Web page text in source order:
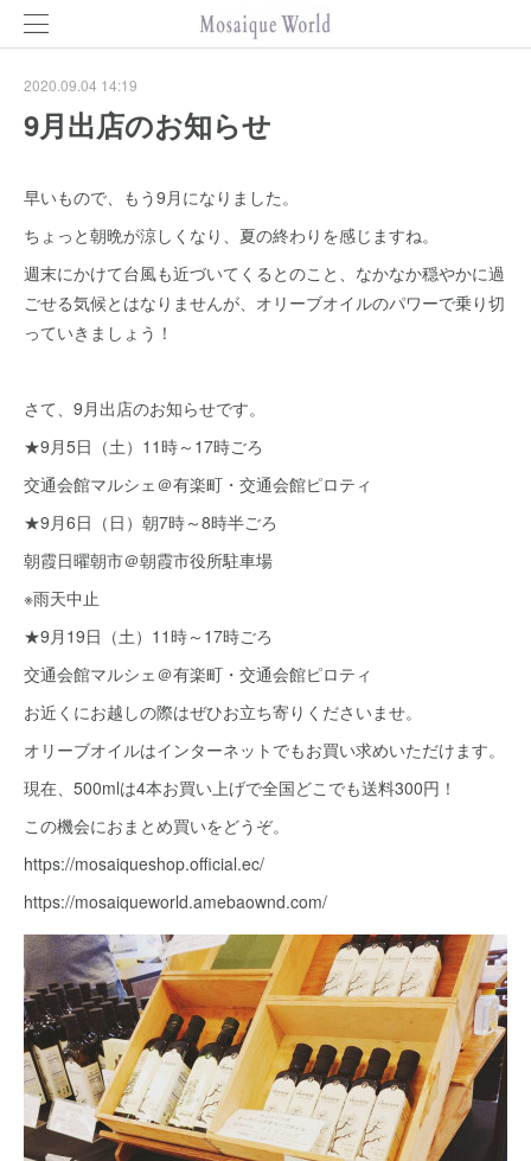
2020.09.04 14:19
9月出店のお知らせ
早いもので、もう9月になりました。
ちょっと朝晩が涼しくなり、夏の終わりを感じますね。
週末にかけて台風も近づいてくるとのこと、なかなか穏やかに過
ごせる気候とはなりませんが、オリーブオイルのパワーで乗り切
っていきましょう！
さて、9月出店のお知らせです。
★9月5日（土）11時～17時ごろ
交通会館マルシェ＠有楽町・交通会館ピロティ
★9月6日（日）朝7時～8時半ごろ
朝霞日曜朝市＠朝霞市役所駐車場
※雨天中止
★9月19日（土）11時～17時ごろ
交通会館マルシェ＠有楽町・交通会館ピロティ
お近くにお越しの際はぜひお立ち寄りくださいませ。
オリーブオイルはインターネットでもお買い求めいただけます。
現在、500mlは4本お買い上げで全国どこでも送料300円！
この機会におまとめ買いをどうぞ。
https://mosaiqueshop.official.ec/
https://mosaiqueworld.amebaownd.com/